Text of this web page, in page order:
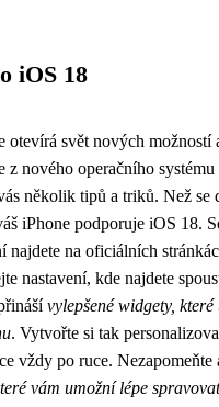
iOS 18
otevírá svět nových možností
z nového operačního
několik tipů a triků. Než se
iPhone podporuje iOS 18.
najdete na oficiálních
nastavení, kde najdete
vylepšené widgety, které
. Vytvořte si tak
vždy po ruce. Nezapomeňte
vám umožní lépe